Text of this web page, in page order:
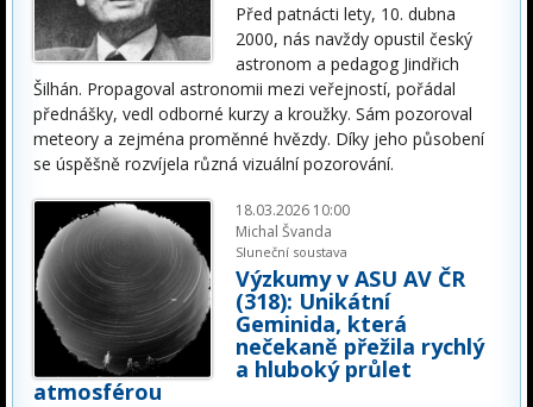
Před patnácti lety, 10. dubna
2000, nás navždy opustil český
astronom a pedagog Jindřich
Šilhán. Propagoval astronomii mezi veřejností, pořádal
přednášky, vedl odborné kurzy a kroužky. Sám pozoroval
meteory a zejména proměnné hvězdy. Díky jeho působení
se úspěšně rozvíjela různá vizuální pozorování.
18.03.2026 10:00
Michal Švanda
Sluneční soustava
Výzkumy v ASU AV ČR
(318): Unikátní
Geminida, která
nečekaně přežila rychlý
a hluboký průlet
atmosférou